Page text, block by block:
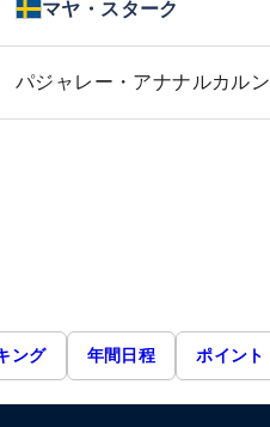
マヤ・スターク
パジャレー・アナナルカルン
ング 年間日程 ポイント